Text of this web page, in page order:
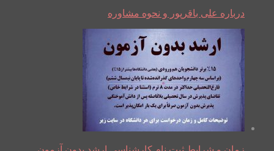
درباره علی باقرپور و نحوه مشاوره